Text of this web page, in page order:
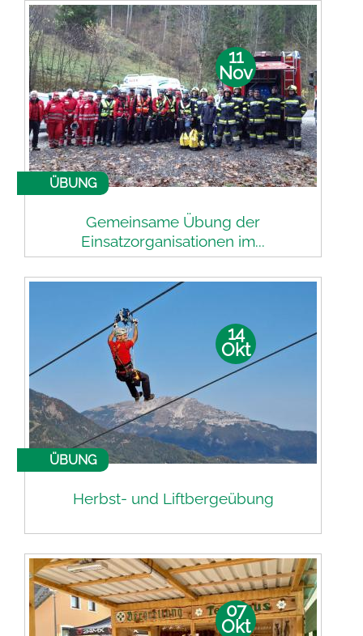
11
Nov
ÜBUNG
Gemeinsame Übung der
Einsatzorganisationen im...
14
Okt
ÜBUNG
Herbst- und Liftbergeübung
07
Okt